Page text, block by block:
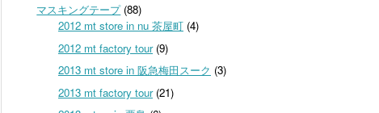
マスキングテープ(88)
2012 mt store in nu 茶屋町(4)
2012 mt factory tour(9)
2013 mt store in 阪急梅田スーク (3)
2013 mt factory tour(21)